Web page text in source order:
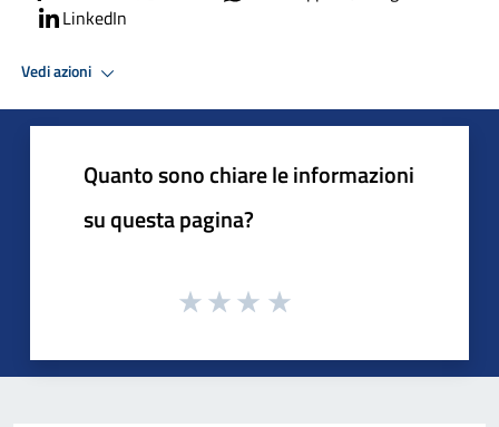
LinkedIn
Vedi azioni
Quanto sono chiare le informazioni
su questa pagina?